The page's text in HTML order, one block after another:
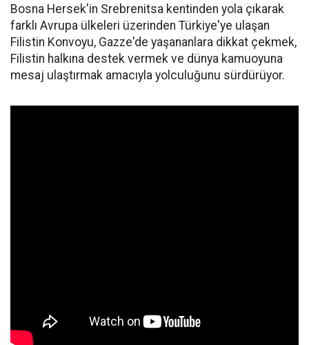
Bosna Hersek'in Srebrenitsa kentinden yola çıkarak
farklı Avrupa ülkeleri üzerinden Türkiye'ye ulaşan
Filistin Konvoyu, Gazze'de yaşananlara dikkat çekmek,
Filistin halkına destek vermek ve dünya kamuoyuna
mesaj ulaştırmak amacıyla yolculuğunu sürdürüyor.